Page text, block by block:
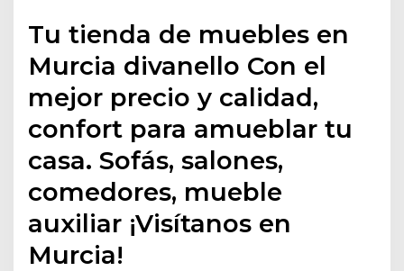
Tu tienda de muebles en
Murcia divanello Con el
mejor precio y calidad,
confort para amueblar tu
casa. Sofás, salones,
comedores, mueble
auxiliar ¡Visítanos en
Murcia!